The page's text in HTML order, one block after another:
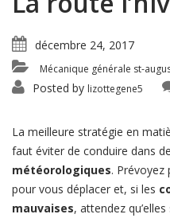
décembre 24, 2017
Mécanique générale st-
Posted by lizottegene5
La meilleure stratégie en
faut éviter de conduire dans
météorologiques. Prévoyez
pour vous déplacer et, si les
mauvaises, attendez qu’elles